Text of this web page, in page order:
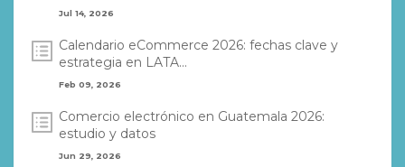
Jul 14, 2026
Calendario eCommerce 2026: fechas clave y
estrategia en LATA...
Feb 09, 2026
Comercio electrónico en Guatemala 2026:
estudio y datos
Jun 29, 2026